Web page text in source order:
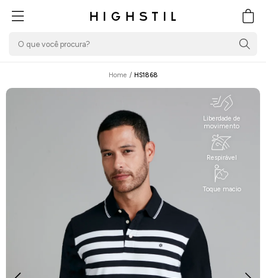
Home / HS1868
Liberdade de
movimento
Respirável
Toque macio